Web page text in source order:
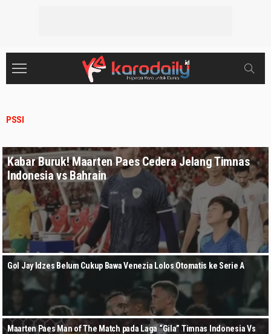
PSSI
Kabar Buruk! Maarten Paes Cedera Jelang Timnas
Indonesia vs Bahrain
Gol Jay Idzes Belum Cukup Bawa Venezia Lolos Otomatis ke Serie A
Maarten Paes Man of The Match pada Laga “Gila” Timnas Indonesia Vs